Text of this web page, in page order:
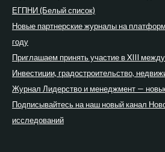
ЕГПНИ (Белый список)
Новые партнерские журналы на
году
Приглашаем принять участие в XIII
Инвестиции, градостроительство,
Журнал Лидерство и менеджмент —
Подписывайтесь на наш новый канал
исследований